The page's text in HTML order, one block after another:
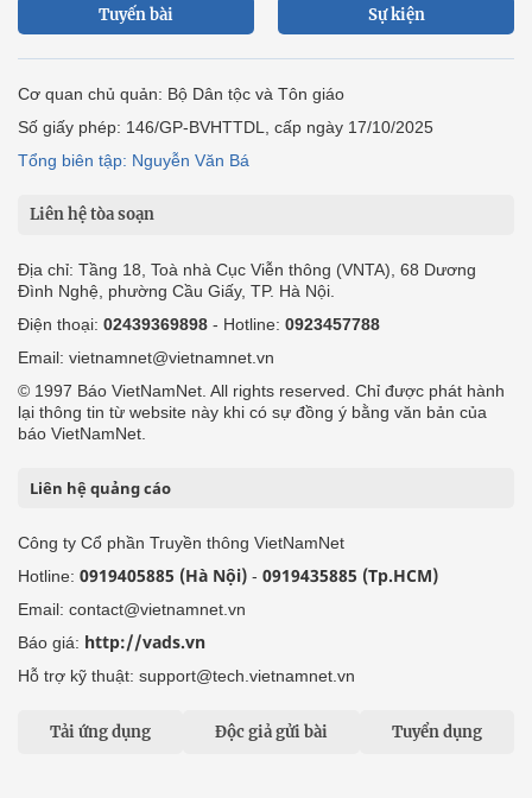
Tuyến bài Sự kiện
Cơ quan chủ quản: Bộ Dân tộc và Tôn giáo
Số giấy phép: 146/GP-BVHTTDL, cấp ngày 17/10/2025
Tổng biên tập: Nguyễn Văn Bá
Liên hệ tòa soạn
Địa chỉ: Tầng 18, Toà nhà Cục Viễn thông (VNTA), 68 Dương
Đình Nghệ, phường Cầu Giấy, TP. Hà Nội.
Điện thoại: 02439369898 - Hotline: 0923457788
Email: vietnamnet@vietnamnet.vn
© 1997 Báo VietNamNet. All rights reserved. Chỉ được phát hành
lại thông tin từ website này khi có sự đồng ý bằng văn bản của
báo VietNamNet.
Liên hệ quảng cáo
Công ty Cổ phần Truyền thông VietNamNet
Hotline: 0919405885 (Hà Nội) - 0919435885 (Tp.HCM)
Email: contact@vietnamnet.vn
Báo giá: http://vads.vn
Hỗ trợ kỹ thuật: support@tech.vietnamnet.vn
Tải ứng dụng Độc giả gửi bài Tuyển dụng